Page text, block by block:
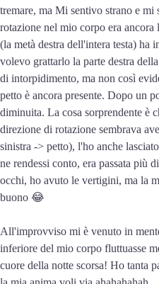
tremare, ma Mi sentivo strano e mi
rotazione nel mio corpo era
(la metà destra dell'intera testa) ha
volevo grattarlo la parte destra
di intorpidimento, ma non così
petto è ancora presente. Dopo un
diminuita. La cosa sorprendente è
direzione di rotazione sembrava
sinistra -> petto), l'ho anche
ne rendessi conto, era passata più
occhi, ho avuto le vertigini, ma la
buono 😂
All'improvviso mi è venuto in
inferiore del mio corpo fluttuasse
cuore della notte scorsa! Ho tanta